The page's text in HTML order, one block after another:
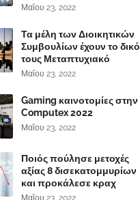
Μαΐου 23, 2022
Τα μέλη των Διοικητικών
Συμβουλίων έχουν το δικό
τους Μεταπτυχιακό
Μαΐου 23, 2022
Gaming καινοτομίες στην
Computex 2022
Μαΐου 23, 2022
Ποιός πούλησε μετοχές
αξίας 8 δισεκατομμυρίων
και προκάλεσε κραχ
Μαΐου 23, 2022